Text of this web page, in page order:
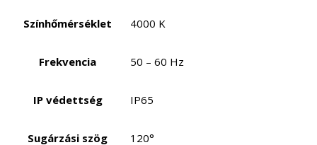
Színhőmérséklet 4000 K
Frekvencia 50 – 60 Hz
IP védettség IP65
Sugárzási szög 120°